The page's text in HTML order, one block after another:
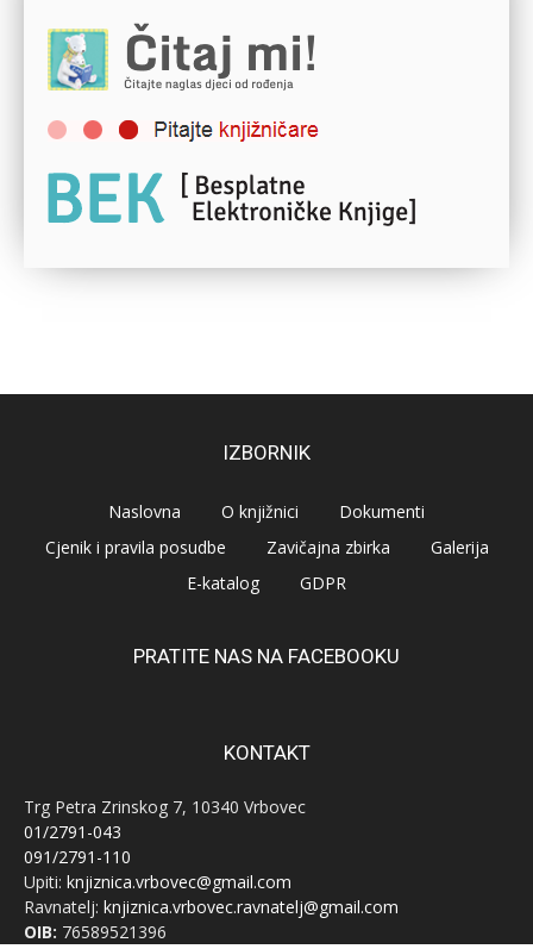
IZBORNIK
Naslovna O knjižnici
Dokumenti
Cjenik i pravila posudbe
Zavičajna zbirka
Galerija
E-katalog
GDPR
PRATITE NAS NA FACEBOOKU
KONTAKT
Trg Petra Zrinskog 7, 10340 Vrbovec
01/2791-043
091/2791-110
Upiti: knjiznica.vrbovec@gmail.com
Ravnatelj: knjiznica.vrbovec.ravnatelj@gmail.com
OIB: 76589521396